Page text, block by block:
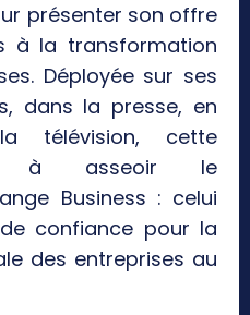
présenter son offre
à la transformation
Déployée sur ses
dans la presse, en
télévision, cette
à asseoir le
Business : celui
confiance pour la
des entreprises au